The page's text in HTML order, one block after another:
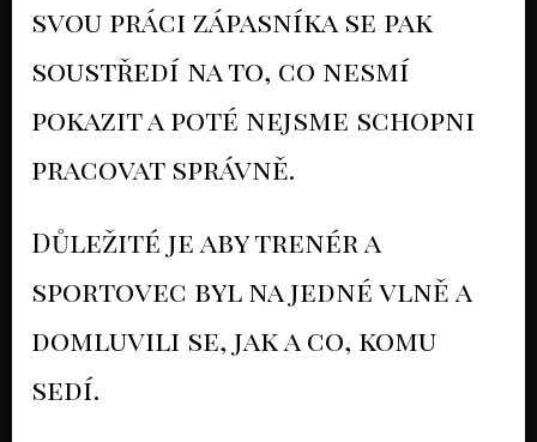
svou práci zápasníka se pak
soustředí na to, co nesmí
pokazit a poté nejsme schopni
pracovat správně.
Důležité je aby trenér a
sportovec byl na jedné vlně a
domluvili se, jak a co, komu
sedí.